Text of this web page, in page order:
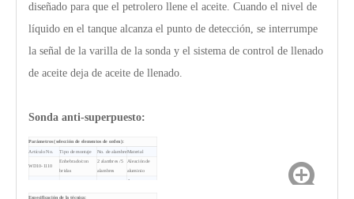
diseñado para que el petrolero llene el aceite. Cuando el nivel de
líquido en el tanque alcanza el punto de detección, se interrumpe
la señal de la varilla de la sonda y el sistema de control de llenado
de aceite deja de aceite de llenado.
Sonda anti-superpuesto:
Parámetros (selección de elementos de orden):
Artículo No.
Tipo de montaje No. de alambreMaterial
WD10-1110
Enhebrado/con
bridas
2 alambres /5
alambres
Aleación de
aluminio
Acero
Especificación de la técnica: